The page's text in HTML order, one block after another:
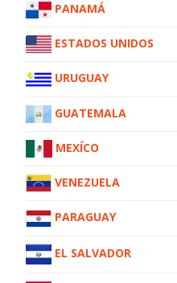
PANAMÁ
ESTADOS UNIDOS
URUGUAY
GUATEMALA
MEXÍCO
VENEZUELA
PARAGUAY
EL SALVADOR